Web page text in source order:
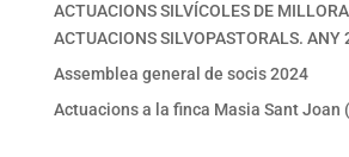
ACTUACIONS SILVÍCOLES DE
ACTUACIONS SILVOPASTORALS. ANY
Assemblea general de socis 2024
Actuacions a la finca Masia Sant Joan